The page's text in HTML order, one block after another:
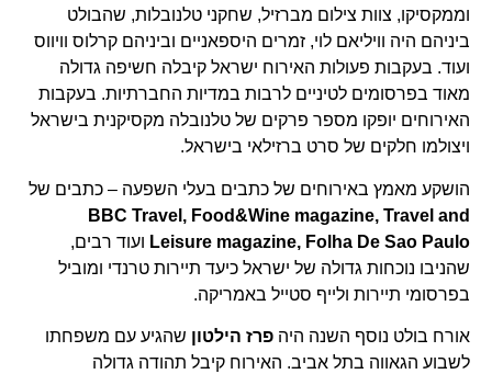
וממקסיקו, צוות צילום מברזיל, שחקני טלנובלות, שהבולט
ביניהם היה וויליאם לוי, זמרים היספאניים וביניהם קרלוס וויווס
ועוד. בעקבות פעולות האירוח ישראל קיבלה חשיפה גדולה
מאוד בפרסומים לטיניים לרבות במדיות החברתיות. בעקבות
האירוחים יופקו מספר פרקים של טלנובלה מקסיקנית בישראל
ויצולמו חלקים של סרט ברזילאי בישראל.
הושקע מאמץ באירוחים של כתבים בעלי השפעה – כתבים של
BBC Travel, Food&Wine magazine, Travel and
Leisure magazine, Folha De Sao Paulo ועוד רבים,
שהניבו נוכחות גדולה של ישראל כיעד תיירות טרנדי ומוביל
בפרסומי תיירות ולייף סטייל באמריקה.
אורח בולט נוסף השנה היה פרז הילטון שהגיע עם משפחתו
לשבוע הגאווה בתל אביב. האירוח קיבל תהודה גדולה